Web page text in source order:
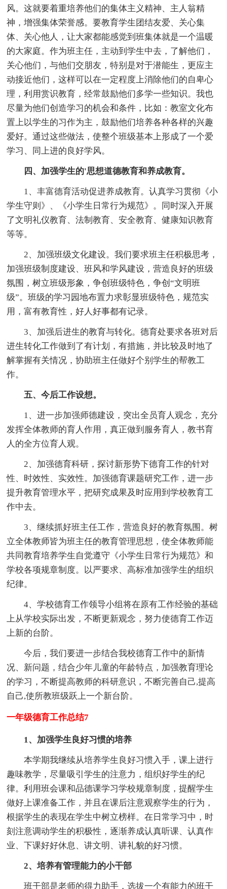
风。这就要着重培养他们的集体主义精神、主人翁精
神，增强集体荣誉感。要教育学生团结友爱、关心集
体、关心他人，让大家都能感觉到班集体就是一个温暖
的大家庭。作为班主任，主动到学生中去，了解他们，
关心他们，与他们交朋友，特别是对于潜能生，更应主
动接近他们，这样可以在一定程度上消除他们的自卑心
理，利用赏识教育，经常鼓励他们多学一些知识。我也
尽量为他们创造学习的机会和条件，比如：教室文化布
置上以学生的习作为主，鼓励他们培养各种各样的兴趣
爱好。通过这些做法，使整个班级基本上形成了一个爱
学习、同上进的良好学风。
四、加强学生的'思想道德教育和养成教育。
1、丰富德育活动促进养成教育。认真学习贯彻《小
学生守则》、《小学生日常行为规范》。同时深入开展
了文明礼仪教育、法制教育、安全教育、健康知识教育
等等。
2、加强班级文化建设。我们要求班主任积极思考，
加强班级制度建设、班风和学风建设，营造良好的班级
氛围，树立班级形象，争创班级特色，争创“文明班
级”。班级的学习园地布置力求彰显班级特色，规范实
用，富有教育性，好人好事都有记录。
3、加强后进生的教育与转化。德育处要求各班对后
进生转化工作做到了有计划，有措施，并比较及时地了
解掌握有关情况，协助班主任做好个别学生的帮教工
作。
五、今后工作设想。
1、进一步加强师德建设，突出全员育人观念，充分
发挥全体教师的育人作用，真正做到服务育人，教书育
人的全方位育人观。
2、加强德育科研，探讨新形势下德育工作的针对
性、时效性、实效性。加强德育课题研究工作，进一步
提升教育管理水平，把研究成果及时应用到学校教育工
作中去。
3、继续抓好班主任工作，营造良好的教育氛围。树
立全体教师皆为班主任的教育管理思想，使全体教师能
共同教育培养学生自觉遵守《小学生日常行为规范》和
学校各项规章制度。以严要求、高标准加强学生的组织
纪律。
4、学校德育工作领导小组将在原有工作经验的基础
上从学校实际出发，不断更新观念，努力使德育工作迈
上新的台阶。
今后，我们要进一步结合我校德育工作中的新情
况、新问题，结合少年儿童的年龄特点，加强教育理论
的学习，不断提高教师的科研意识，不断完善自己,提高
自己,使所教班级跃上一个新台阶。
一年级德育工作总结7
1、加强学生良好习惯的培养
本学期我继续从培养学生良好习惯入手，课上进行
趣味教学，尽量吸引学生的注意力，组织好学生的纪
律。利用班会课和品德课学习学校规章制度，提醒学生
做好上课准备工作，并且在课后注意观察学生的行为，
根据学生的表现在学生中树立榜样。在日常学习中，时
刻注意调动学生的积极性，逐渐养成认真听课、认真作
业、下课好好休息、讲文明、讲礼貌的好习惯。
2、培养有管理能力的小干部
班干部是老师的得力助手，选拔一个有能力的班干